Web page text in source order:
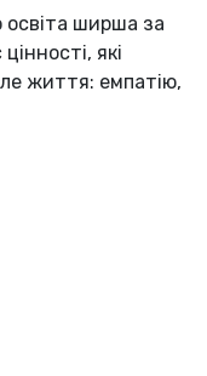
освіта ширша за
які
життя: емпатію,